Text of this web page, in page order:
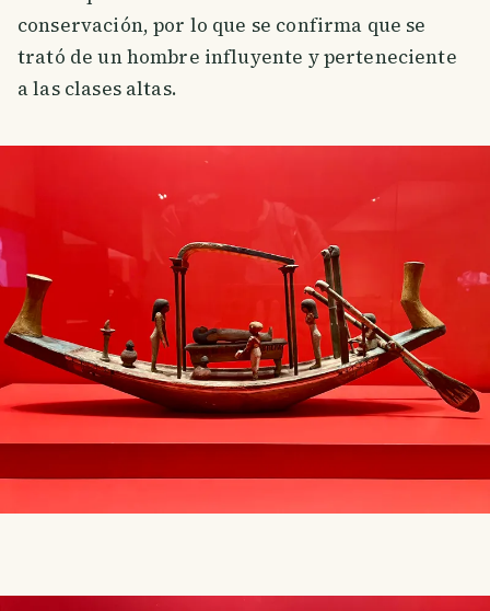
conservación, por lo que se confirma que se
trató de un hombre influyente y perteneciente
a las clases altas.